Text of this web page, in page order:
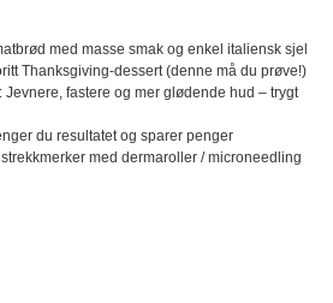
med masse smak og enkel italiensk sjel
Thanksgiving-dessert (denne må du prøve!)
fastere og mer glødende hud – trygt
du resultatet og sparer penger
med dermaroller / microneedling